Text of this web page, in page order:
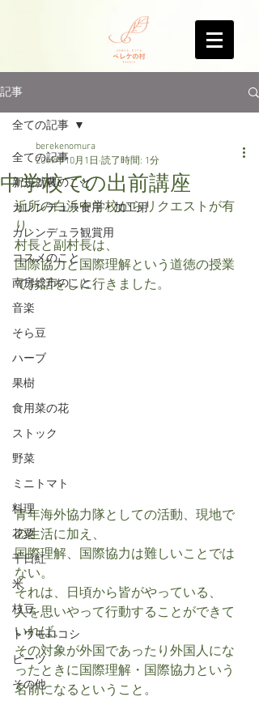
記事
全ての記事
新規就農のこと
カレンデュラ食用・加工用
カレンデュラ観賞用
コスメのこと
南房総市のこと
音楽
そら豆
ハーブ
果樹
食用菜の花
ストック
野菜
ミニトマト
料理
花粟
千日紅
米
枝豆
トウモロコシ
ビーツ
その他
全ての記事
中学校での出前講座
berekenomura
2019年10月1日 読了時間: 1分
近所の白浜中学校からリクエストが有
り、
村長と副村長は、
国際協力と国際理解という道徳の授業
でお話をしに行きました。
青年海外協力隊としての活動、現地で
の生活に加え、
国際理解、国際協力は難しいことでは
ない。
それは、日頃から皆がやっている、
人を思いやって行動することができて
いれば、
その対象が外国であったり外国人にな
ったときに国際理解・国際協力という
名前になるということ。